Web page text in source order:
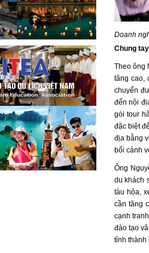
Doanh
Chung
Theo ông
tăng cao,
chuyển
đến nội
gói tour
đặc biệt
địa bằng
bối cảnh
Ông
du khách
tàu hỏa,
cần tăng
cạnh
đào tạo
tỉnh thành